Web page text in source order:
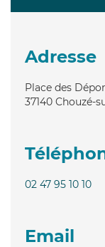
Adresse
Place des
37140 Chouzé-
02 47 95 10 10
Email